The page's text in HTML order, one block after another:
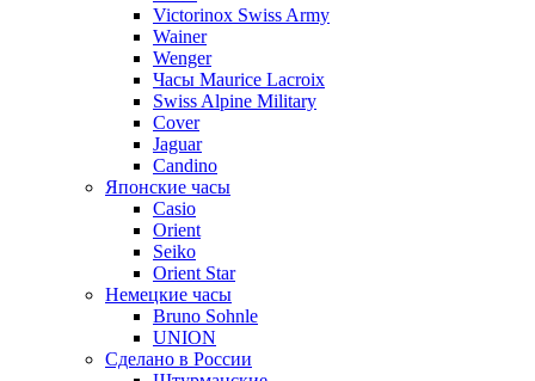
Victorinox Swiss Army
Wainer
Wenger
Часы Maurice Lacroix
Swiss Alpine Military
Cover
Jaguar
Candino
Японские часы
Casio
Orient
Seiko
Orient Star
Немецкие часы
Bruno Sohnle
UNION
Сделано в России